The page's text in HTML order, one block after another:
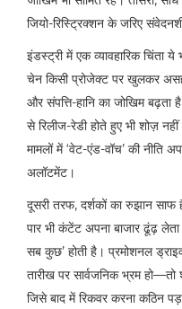
जियो-रिस्ट्रिक्शन के जरिए
इंडस्ट्री में एक व्यावहारिक चिंता
चेन किसी प्रोजेक्ट पर खुलकर
और संपत्ति-हानि का जोखिम
से रिलीज-रेडी होते हुए भी शोज़
मामलों में ‘वेट-एंड-वॉच’ की नीति
अलॉटमेंट।
दूसरी तरफ, दर्शकों का रुझान साफ
पार भी कंटेंट अपना बाजार ढूंढ़
सब कुछ’ होती है। प्रमोशनल
तारीख पर सार्वजनिक भ्रम
जिसे बाद में रिकवर करना कठिन